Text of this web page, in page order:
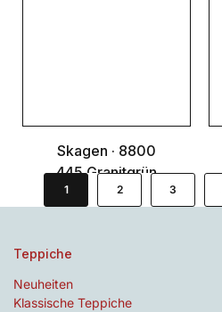
Skagen · 8800
445 Granitgrün
1 2 3
Teppiche
Neuheiten
Klassische Teppiche